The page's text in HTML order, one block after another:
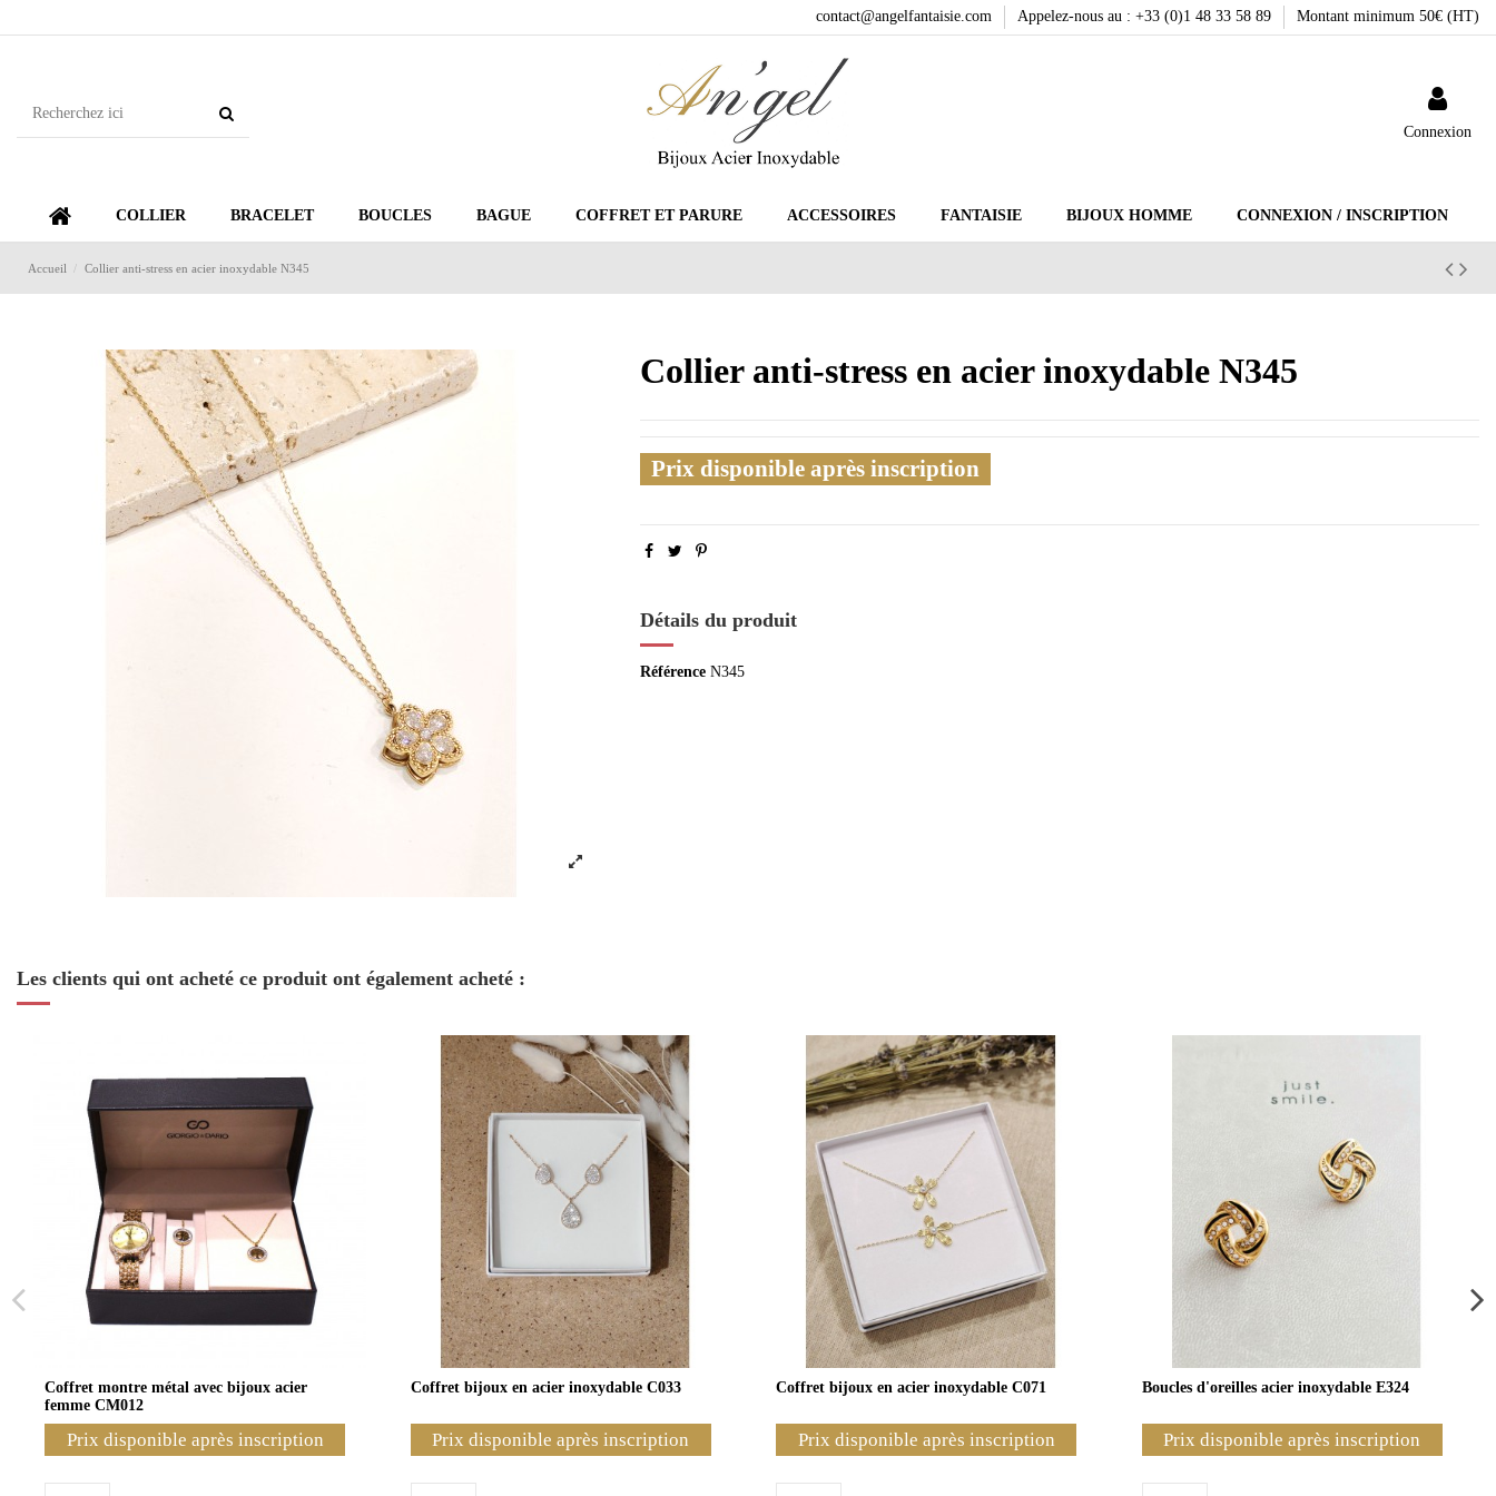
contact@angelfantaisie.com Appelez-nous au : +33 (0)1 48 33 58 89 Montant minimum 50€ (HT)
Connexion
COLLIER BRACELET BOUCLES BAGUE COFFRET ET PARURE ACCESSOIRES FANTAISIE BIJOUX HOMME CONNEXION / INSCRIPTION
Accueil Collier anti-stress en acier inoxydable N345
Collier anti-stress en acier inoxydable N345
Prix disponible après inscription
Détails du produit
Référence N345
Les clients qui ont acheté ce produit ont également acheté :
Coffret montre métal avec bijoux acier
femme CM012
Prix disponible après inscription
Coffret bijoux en acier inoxydable C033
Prix disponible après inscription
Coffret bijoux en acier inoxydable C071
Prix disponible après inscription
Boucles d'oreilles acier inoxydable E324
Prix disponible après inscription